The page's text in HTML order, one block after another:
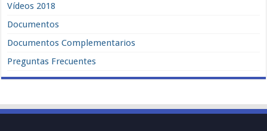
Vídeos 2018
Documentos
Documentos Complementarios
Preguntas Frecuentes